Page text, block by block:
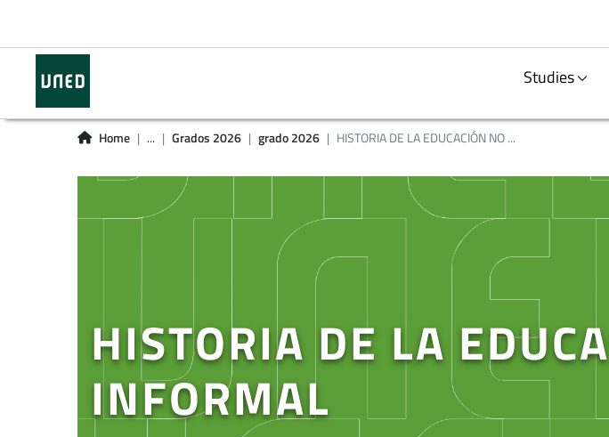
Studies
Home ... Grados 2026 grado 2026 HISTORIA DE LA EDUCACIÓN NO ...
HISTORIA DE LA
INFORMAL